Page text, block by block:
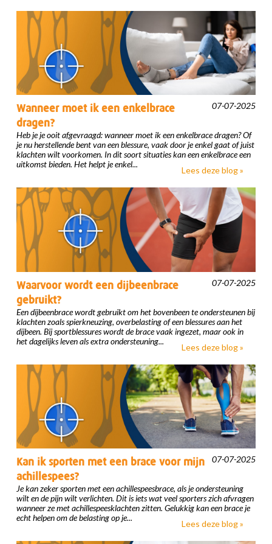
07-07-2025
Wanneer moet ik een enkelbrace
dragen?
Heb je je ooit afgevraagd: wanneer moet ik een enkelbrace dragen? Of
je nu herstellende bent van een blessure, vaak door je enkel gaat of juist
klachten wilt voorkomen. In dit soort situaties kan een enkelbrace een
uitkomst bieden. Het helpt je enkel...
Lees deze blog »
07-07-2025
Waarvoor wordt een dijbeenbrace
gebruikt?
Een dijbeenbrace wordt gebruikt om het bovenbeen te ondersteunen bij
klachten zoals spierkneuzing, overbelasting of een blessures aan het
dijbeen. Bij sportblessures wordt de brace vaak ingezet, maar ook in
het dagelijks leven als extra ondersteuning...
Lees deze blog »
07-07-2025
Kan ik sporten met een brace voor mijn
achillespees?
Je kan zeker sporten met een achillespeesbrace, als je ondersteuning
wilt en de pijn wilt verlichten. Dit is iets wat veel sporters zich afvragen
wanneer ze met achillespeesklachten zitten. Gelukkig kan een brace je
echt helpen om de belasting op je...
Lees deze blog »